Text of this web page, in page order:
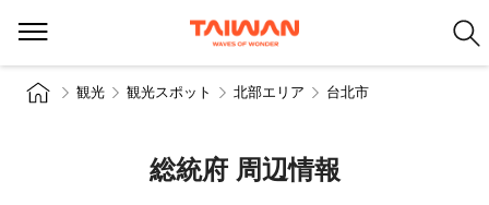
観光 観光スポット 北部エリア 台北市
総統府 周辺情報